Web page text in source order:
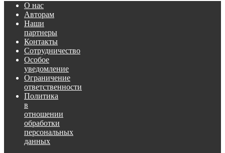
О нас
Авторам
Наши
партнеры
Контакты
Сотрудничество
Особое
уведомление
Ограничение
ответственности
Политика
в
отношении
обработки
персональных
данных